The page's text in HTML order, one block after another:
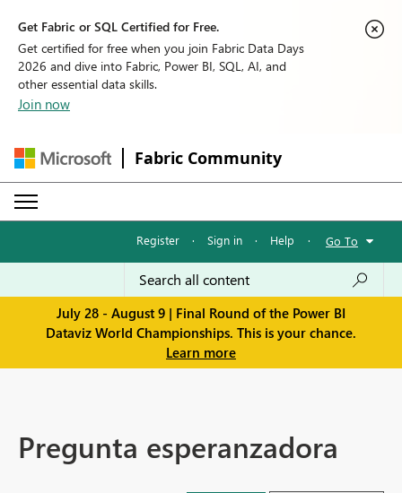
Get Fabric or SQL Certified for Free.
Get certified for free when you join Fabric Data Days
2026 and dive into Fabric, Power BI, SQL, AI, and
other essential data skills.
Join now
Fabric Community
Register · Sign in · Help · Go To
July 28 - August 9 | Final Round of the Power BI
Dataviz World Championships. This is your chance.
Learn more
Pregunta esperanzadora